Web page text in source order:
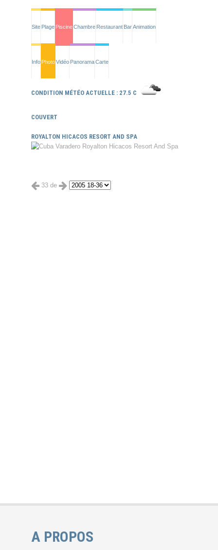
Site Plage PiscineChambre Restaurant BarAnimation
Info PhotoVidéo PanoramaCarte
CONDITION MÉTÉO ACTUELLE : 27.5 C
COUVERT
ROYALTON HICACOS RESORT AND SPA
33 de
A PROPOS